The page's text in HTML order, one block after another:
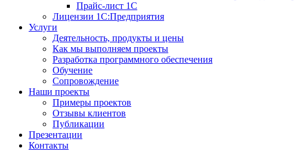
Прайс-лист 1С
Лицензии 1С:Предприятия
Услуги
Деятельность, продукты и цены
Как мы выполняем проекты
Разработка программного обеспечения
Обучение
Сопровождение
Наши проекты
Примеры проектов
Отзывы клиентов
Публикации
Презентации
Контакты